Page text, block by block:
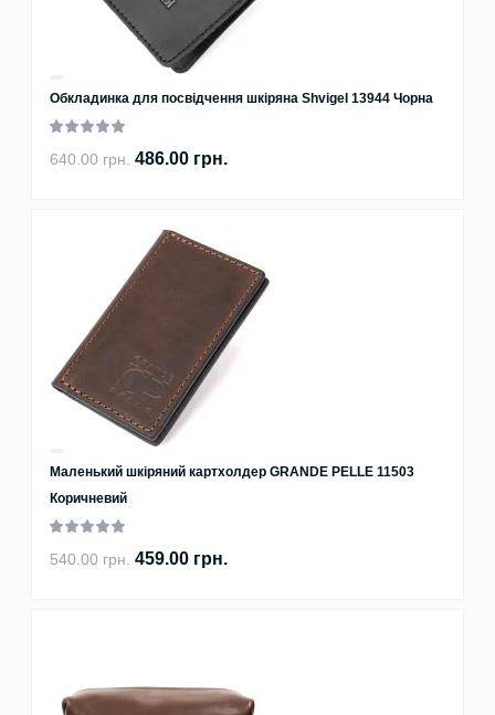
Обкладинка для посвідчення шкіряна Shvigel 13944 Чорна
640.00 грн. 486.00 грн.
Маленький шкіряний картхолдер GRANDE PELLE 11503
Коричневий
540.00 грн. 459.00 грн.